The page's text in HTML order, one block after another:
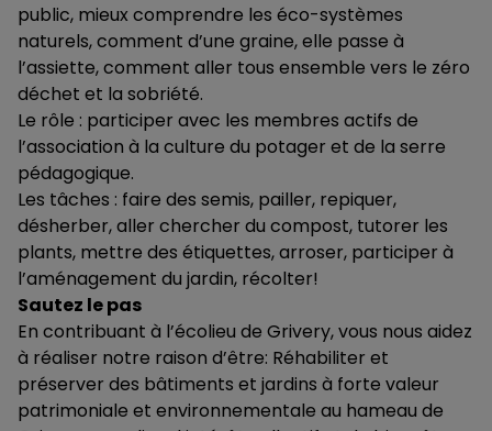
public, mieux comprendre les éco-systèmes
naturels, comment d’une graine, elle passe à
l’assiette, comment aller tous ensemble vers le zéro
déchet et la sobriété.
Le rôle : participer avec les membres actifs de
l’association à la culture du potager et de la serre
pédagogique.
Les tâches : faire des semis, pailler, repiquer,
désherber, aller chercher du compost, tutorer les
plants, mettre des étiquettes, arroser, participer à
l’aménagement du jardin, récolter!
Sautez le pas
En contribuant à l’écolieu de Grivery, vous nous aidez
à réaliser notre raison d’être: Réhabiliter et
préserver des bâtiments et jardins à forte valeur
patrimoniale et environnementale au hameau de